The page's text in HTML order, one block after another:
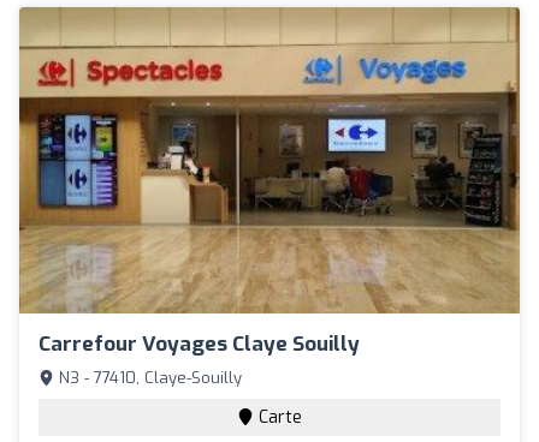
Carrefour Voyages Claye Souilly
N3 - 77410, Claye-Souilly
Carte